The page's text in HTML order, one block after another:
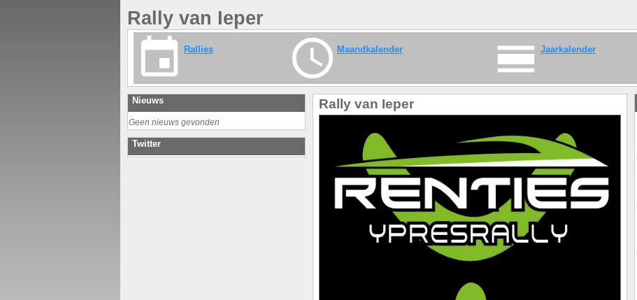
Rally van Ieper
Rallies Maandkalender Jaarkalender
Nieuws
Geen nieuws gevonden
Twitter
Rally van Ieper